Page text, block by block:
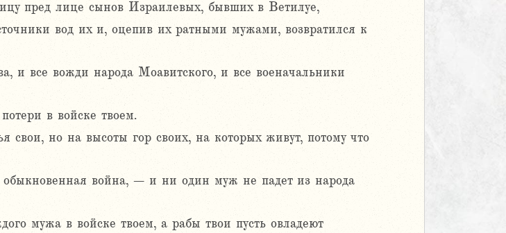
пред лице сынов Израилевых, бывших в Ветилуе,
вод их и, оцепив их ратными мужами, возвратился к
все вожди народа Моавитского, и все военачальники
в войске твоем.
свои, но на высоты гор своих, на которых живут, потому что
война, – и ни один муж не падет из народа
мужа в войске твоем, а рабы твои пусть овладеют